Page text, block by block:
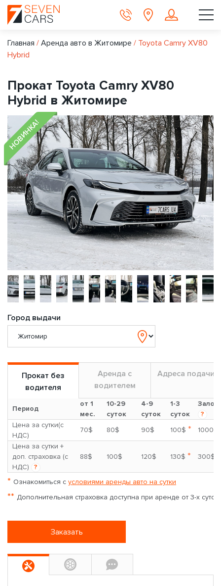
Главная / Аренда авто в Житомире / Toyota Camry XV80
Hybrid
Прокат Toyota Camry XV80
Hybrid в Житомире
НОВИНКА!
Город выдачи
Прокат без
водителя
Аренда с
водителем
Адреса подачи
Период
от 1
мес.
10-29
суток
4-9
суток
1-3
суток
Залог
?
Цена за сутки(с
НДС)
70$ 80$ 90$ 100$ *
1000$
Цена за сутки +
доп. страховка (с
НДС)
?
88$ 100$ 120$ 130$ * 300$
* Ознакомиться с условиями аренды авто на сутки
** Дополнительная страховка доступна при аренде от 3-х суток
Заказать